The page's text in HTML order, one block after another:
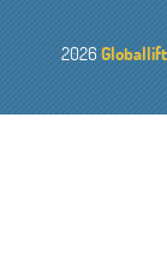
2026